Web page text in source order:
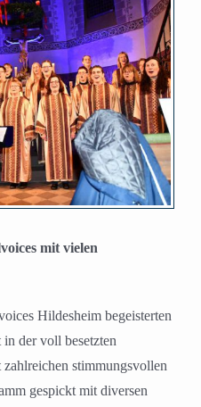
mit vielen
Hildesheim begeisterten
der voll besetzten
stimmungsvollen
gespickt mit diversen